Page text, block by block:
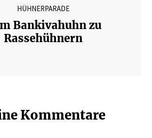
HÜHNERPARADE
Bankivahuhn zu
Rassehühnern
Kommentare